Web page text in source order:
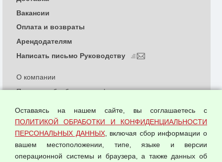
О компании
Политика обработки и конфиденциальности
Согласием на обработку персональных данных
Оферта оптовой купли-продажи
Публичная оферта
Вакансии
Оплата и возвраты
Арендодателям
Написать письмо Руководству
Оставаясь на нашем сайте, вы соглашаетесь с
ПОЛИТИКОЙ ОБРАБОТКИ И КОНФИДЕНЦИАЛЬНОСТИ
ПЕРСОНАЛЬНЫХ ДАННЫХ, включая сбор информации о
вашем местоположении, типе, языке и версии
операционной системы и браузера, а также данных об